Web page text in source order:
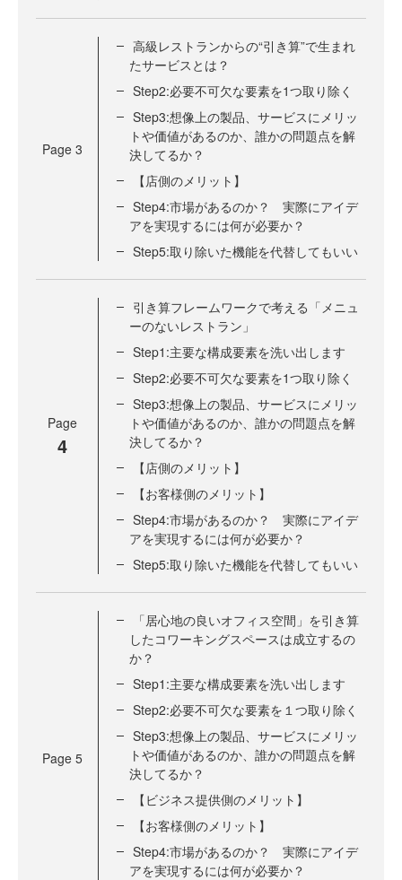
Page 3
高級レストランからの“引き算”で生まれ
たサービスとは？
Step2:必要不可欠な要素を1つ取り除く
Step3:想像上の製品、サービスにメリッ
トや価値があるのか、誰かの問題点を解
決してるか？
【店側のメリット】
Step4:市場があるのか？ 実際にアイデ
アを実現するには何が必要か？
Step5:取り除いた機能を代替してもいい
Page
4
引き算フレームワークで考える「メニュ
ーのないレストラン」
Step1:主要な構成要素を洗い出します
Step2:必要不可欠な要素を1つ取り除く
Step3:想像上の製品、サービスにメリッ
トや価値があるのか、誰かの問題点を解
決してるか？
【店側のメリット】
【お客様側のメリット】
Step4:市場があるのか？ 実際にアイデ
アを実現するには何が必要か？
Step5:取り除いた機能を代替してもいい
Page 5
「居心地の良いオフィス空間」を引き算
したコワーキングスペースは成立するの
か？
Step1:主要な構成要素を洗い出します
Step2:必要不可欠な要素を１つ取り除く
Step3:想像上の製品、サービスにメリッ
トや価値があるのか、誰かの問題点を解
決してるか？
【ビジネス提供側のメリット】
【お客様側のメリット】
Step4:市場があるのか？ 実際にアイデ
アを実現するには何が必要か？